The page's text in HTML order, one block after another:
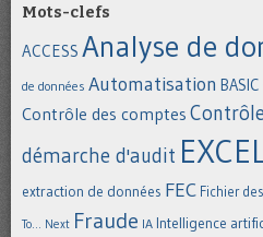
Mots-clefs
ACCESS Analyse de
de données Automatisation BASIC
Contrôle des comptes
démarche d'audit
extraction de données FEC Fichier
To... Next Fraude IA Intelligence